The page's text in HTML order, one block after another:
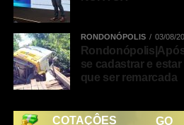
de incentivo ao comércio de
WhatsApp
Facebook
Twitter
RONDONÓPOLIS 03/08/
se cadastrar e
que ser remarcada